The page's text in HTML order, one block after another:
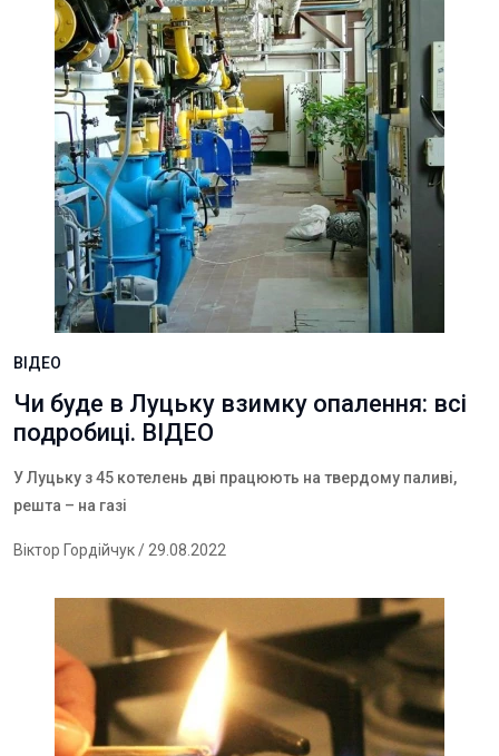
ВІДЕО
Чи буде в Луцьку взимку опалення: всі
подробиці. ВІДЕО
У Луцьку з 45 котелень дві працюють на твердому паливі,
решта – на газі
Віктор Гордійчук/ 29.08.2022